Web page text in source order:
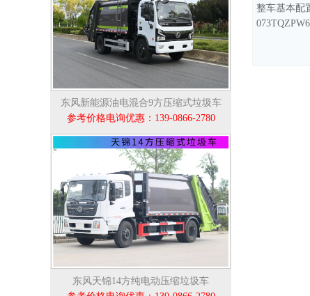
东风新能源油电混合9方压缩式垃圾车
参考价格电询优惠：139-0866-2780
东风天锦14方纯电动压缩垃圾车
整车基本配